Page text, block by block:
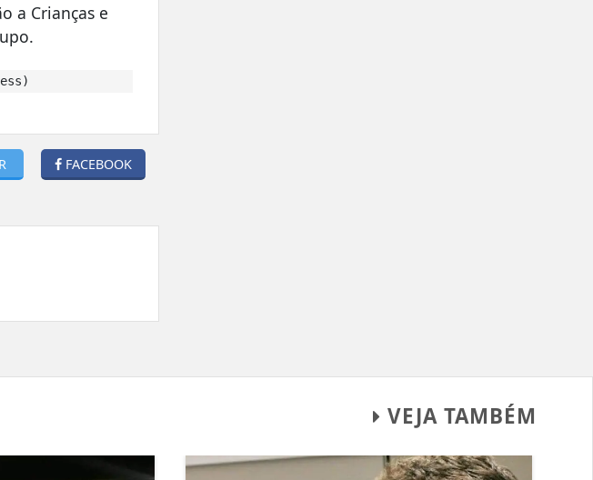
a Crianças e
FACEBOOK
VEJA TAMBÉM